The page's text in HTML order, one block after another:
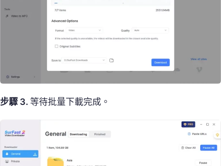
步驟 3. 等待批量下載完成。